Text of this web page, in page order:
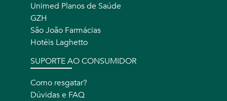
Unimed Planos de Saúde
GZH
São João Farmácias
Hotéis Laghetto
SUPORTE AO CONSUMIDOR
Como resgatar?
Dúvidas e FAQ